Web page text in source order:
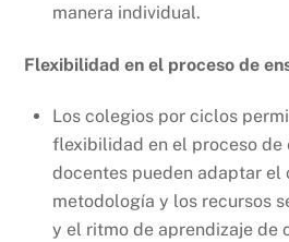
manera individual.
Flexibilidad en el proceso de
Los colegios por ciclos
flexibilidad en el proceso de
docentes pueden adaptar el
metodología y los recursos
y el ritmo de aprendizaje de